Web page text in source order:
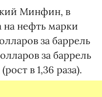
Минфин, в
на нефть марки
за баррель
за баррель
в 1,36 раза).